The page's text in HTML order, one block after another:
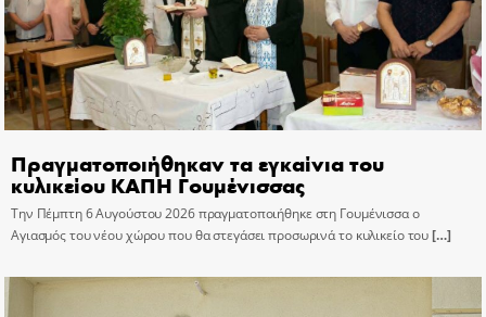
Πραγματοποιήθηκαν τα εγκαίνια του
κυλικείου ΚΑΠΗ Γουμένισσας
Την Πέμπτη 6 Αυγούστου 2026 πραγματοποιήθηκε στη Γουμένισσα ο
Αγιασμός του νέου χώρου που θα στεγάσει προσωρινά το κυλικείο του[…]